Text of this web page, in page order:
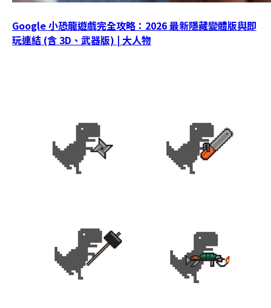
Google 小恐龍遊戲完全攻略：2026 最新隱藏變體版與即
玩連結 (含 3D、武器版) | 大人物